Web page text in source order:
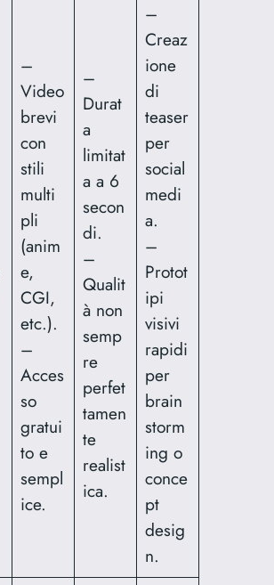
–
Video
brevi
con
stili
multi
pli
(anim
e,
CGI,
etc.).
–
Acces
so
gratui
to e
sempl
ice.
–
Durat
a
limitat
a a 6
secon
di.
–
Qualit
à non
semp
re
perfet
tamen
te
realist
ica.
–
Creaz
ione
di
teaser
per
social
medi
a.
–
Protot
ipi
visivi
rapidi
per
brain
storm
ing o
conce
pt
desig
n.